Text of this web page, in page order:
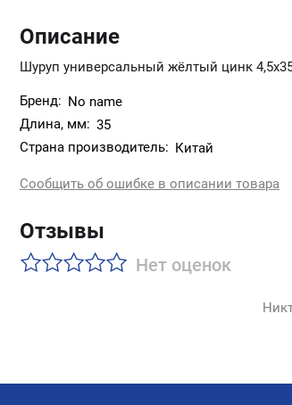
Описание
Шуруп универсальный жёлтый цинк
Бренд: No name
Длина, мм: 35
Страна производитель: Китай
Сообщить об ошибке в описании товара
Отзывы
Нет оценок